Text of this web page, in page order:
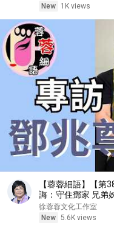
New
1K views
【蓉蓉細語】【第
誨：守住鄧家 兄弟
徐蓉蓉文化工作室
New 5.6K views